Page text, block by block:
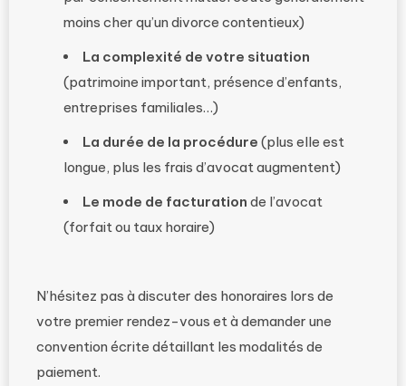
moins cher qu’un divorce contentieux)
La complexité de votre situation
(patrimoine important, présence d’enfants,
entreprises familiales…)
La durée de la procédure (plus elle est
longue, plus les frais d’avocat augmentent)
Le mode de facturation de l’avocat
(forfait ou taux horaire)
N’hésitez pas à discuter des honoraires lors de
votre premier rendez-vous et à demander une
convention écrite détaillant les modalités de
paiement.